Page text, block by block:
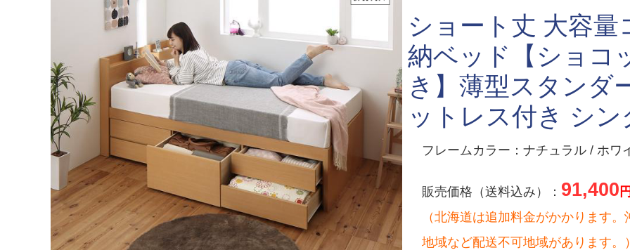
ショート丈 大容
納ベッド【ショコ
き】薄型スタンダ
ットレス付き シン
フレームカラー：ナチュラル / ホワ
販売価格（送料込み）： 91,400
（北海道は追加料金がかかります
地域など配送不可地域があります。